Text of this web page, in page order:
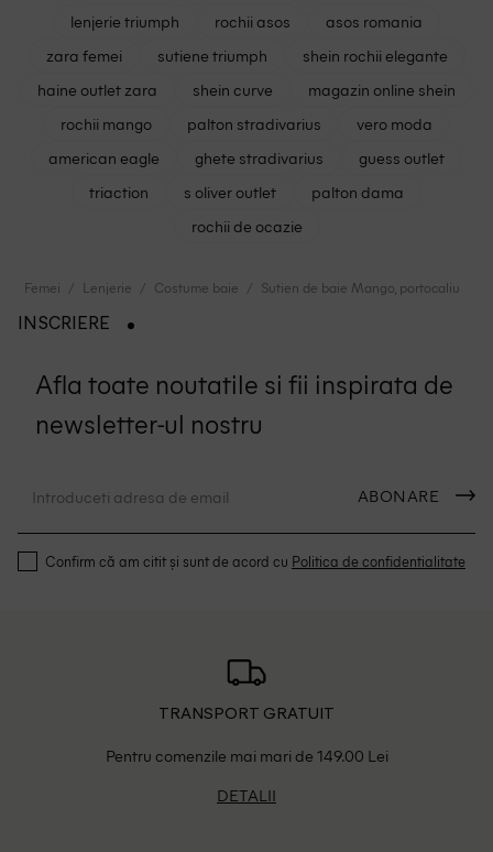
lenjerie triumph
rochii asos
asos romania
zara femei
sutiene triumph
shein rochii elegante
haine outlet zara
shein curve
magazin online shein
rochii mango
palton stradivarius
vero moda
american eagle
ghete stradivarius
guess outlet
triaction
s oliver outlet
palton dama
rochii de ocazie
Femei Lenjerie Costume baie Sutien de baie Mango, portocaliu
INSCRIERE
Afla toate noutatile si fii inspirata de
newsletter-ul nostru
ABONARE
Confirm că am citit și sunt de acord cu Politica de confidentialitate
TRANSPORT GRATUIT
Pentru comenzile mai mari de 149.00 Lei
DETALII